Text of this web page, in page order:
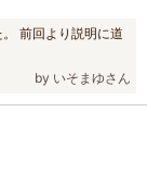
前回より説明に道
by いそまゆさん